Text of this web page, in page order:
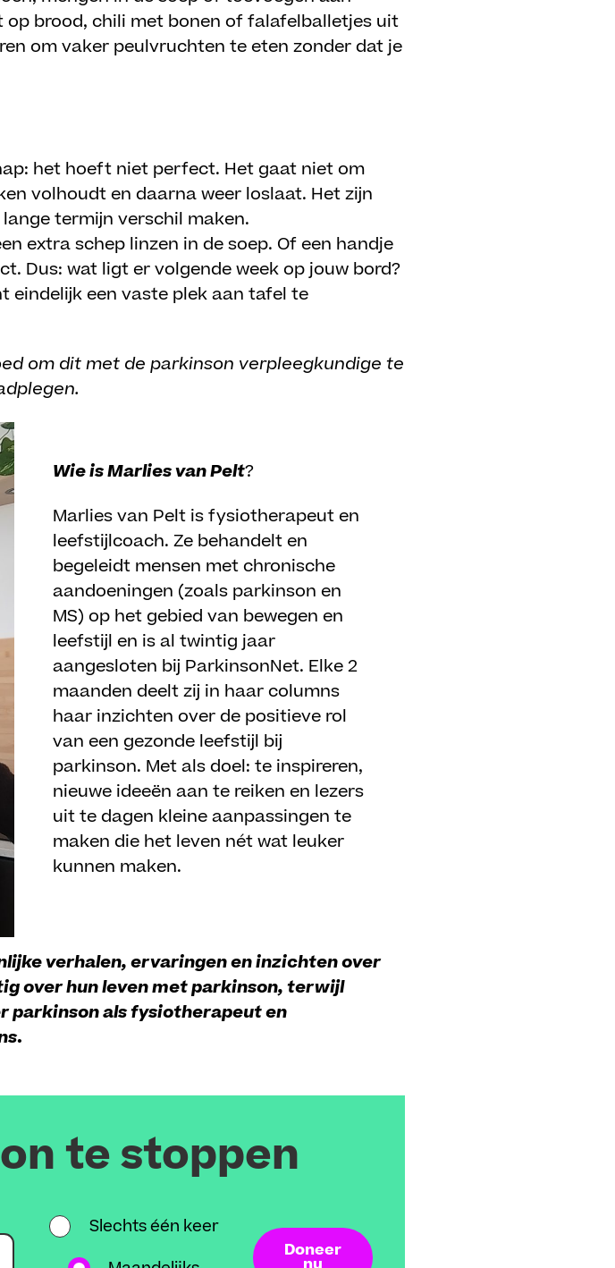
op brood, chili met bonen of falafelballetjes uit
om vaker peulvruchten te eten zonder dat je
het hoeft niet perfect. Het gaat niet om
volhoudt en daarna weer loslaat. Het zijn
termijn verschil maken.
extra schep linzen in de soep. Of een handje
Dus: wat ligt er volgende week op jouw bord?
eindelijk een vaste plek aan tafel te
om dit met de parkinson verpleegkundige te
Wie is Marlies van Pelt?
Marlies van Pelt is fysiotherapeut en
leefstijlcoach. Ze behandelt en
begeleidt mensen met chronische
aandoeningen (zoals parkinson en
MS) op het gebied van bewegen en
leefstijl en is al twintig jaar
aangesloten bij ParkinsonNet. Elke 2
maanden deelt zij in haar columns
haar inzichten over de positieve rol
van een gezonde leefstijl bij
parkinson. Met als doel: te inspireren,
nieuwe ideeën aan te reiken en lezers
uit te dagen kleine aanpassingen te
maken die het leven nét wat leuker
kunnen maken.
verhalen, ervaringen en inzichten over
over hun leven met parkinson, terwijl
parkinson als fysiotherapeut en
.
te stoppen
Slechts één keer
Doneer